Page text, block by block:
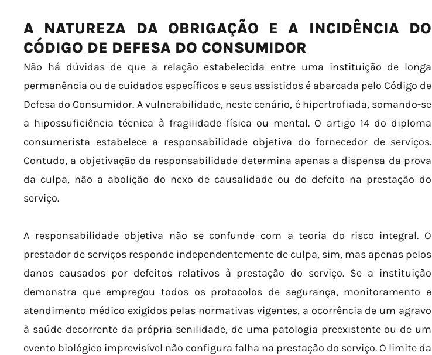
A NATUREZA DA OBRIGAÇÃO E A INCIDÊNCIA DO
CÓDIGO DE DEFESA DO CONSUMIDOR
Não há dúvidas de que a relação estabelecida entre uma instituição de longa
permanência ou de cuidados específicos e seus assistidos é abarcada pelo Código de
Defesa do Consumidor. A vulnerabilidade, neste cenário, é hipertrofiada, somando-se
a hipossuficiência técnica à fragilidade física ou mental. O artigo 14 do diploma
consumerista estabelece a responsabilidade objetiva do fornecedor de serviços.
Contudo, a objetivação da responsabilidade determina apenas a dispensa da prova
da culpa, não a abolição do nexo de causalidade ou do defeito na prestação do
serviço.
A responsabilidade objetiva não se confunde com a teoria do risco integral. O
prestador de serviços responde independentemente de culpa, sim, mas apenas pelos
danos causados por defeitos relativos à prestação do serviço. Se a instituição
demonstra que empregou todos os protocolos de segurança, monitoramento e
atendimento médico exigidos pelas normativas vigentes, a ocorrência de um agravo
à saúde decorrente da própria senilidade, de uma patologia preexistente ou de um
evento biológico imprevisível não configura falha na prestação do serviço. O limite da